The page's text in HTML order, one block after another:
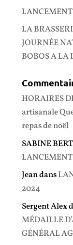
LANCEMENT
LA
JOURNÉE
BOBOS A LA
HORAIRES
artisanale
repas de noël
SABINE
Jeandans
2024
Sergent Alex
MÉDAILLE
GÉNÉRAL